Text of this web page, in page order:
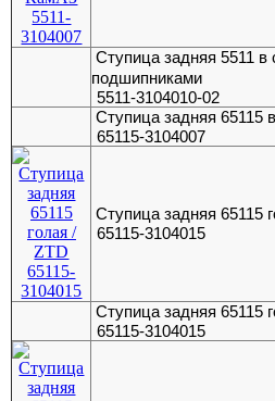
Ступица задняя 5511 в
подшипниками
5511-3104010-02
Ступица задняя
65115-3104007
Ступица задняя 65115
65115-3104015
Ступица задняя 65115
65115-3104015